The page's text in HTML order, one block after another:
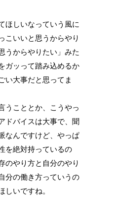
ほしいなっていう風に
こいいと思うからやり
うからやりたい」みた
ガッって踏み込めるか
い大事だと思ってま
うこととか、こうやっ
ドバイスは大事で、聞
なんですけど、やっぱ
を絶対持っているの
のやり方と自分のやり
分の働き方っていうの
しいですね。